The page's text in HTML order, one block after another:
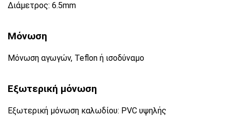
Διάμετρος: 6.5mm
Μόνωση
Μόνωση αγωγών, Teflon ή ισοδύναμο
Εξωτερική μόνωση
Εξωτερική μόνωση καλωδίου: PVC υψηλής